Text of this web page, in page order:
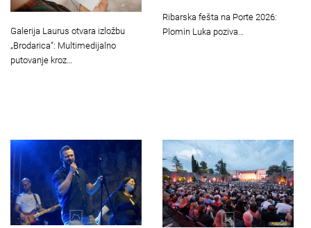
Galerija Laurus otvara izložbu
„Brodarica“: Multimedijalno
putovanje kroz…
Ribarska fešta na Porte 2026:
Plomin Luka poziva…